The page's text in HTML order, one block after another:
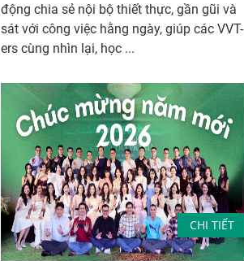
động chia sẻ nội bộ thiết thực, gần gũi và
sát với công việc hằng ngày, giúp các VVT-
ers cùng nhìn lại, học ...
CHI TIẾT